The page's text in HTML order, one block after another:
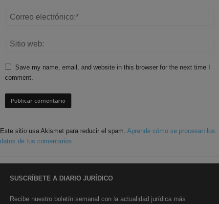
Save my name, email, and website in this browser for the next time I
comment.
Este sitio usa Akismet para reducir el spam. Aprende cómo se procesan los
datos de tus comentarios.
SUSCRÍBETE A DIARIO JURÍDICO
Recibe nuestro boletín semanal con la actualidad jurídica más